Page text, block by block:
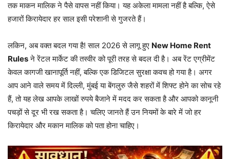
तक माकन मालिक ने पैसे वापस नहीं किया। यह अकेला मामला नहीं है बल्कि, ऐसे
हजारों किरायेदार हर साल इसी परेशानी से गुजरते हैं।
लकिन, अब वक्त बदल गया है! साल 2026 से लागू हुए New Home Rent
Rulesने रेंटल मार्केट की तस्वीर को पूरी तरह से बदल दी है। अब रेंट एग्रीमेंट
केवल कागजी खानापूर्ति नहीं, बल्कि एक डिजिटल सुरक्षा कवच हो गया है। अगर
आप आने वाले समय में दिल्ली, मुंबई या बेंगलुरु जैसे शहरों में शिफ्ट होने का सोच रहे
हैं, तो यह लेख आपके लाखों रुपये बैजाने में मदद कर सकता है और आपको कानूनी
पचड़ों से दूर भी रख सकता है। चलिए जानते हैं उन नियमों के बारे में जो हर
किरायेदार और मकान मालिक को पता होना चाहिए।